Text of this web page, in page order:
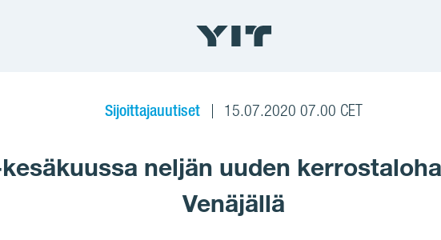
Sijoittajauutiset 15.07.2020 07.00 CET
neljän uuden
Venäjällä